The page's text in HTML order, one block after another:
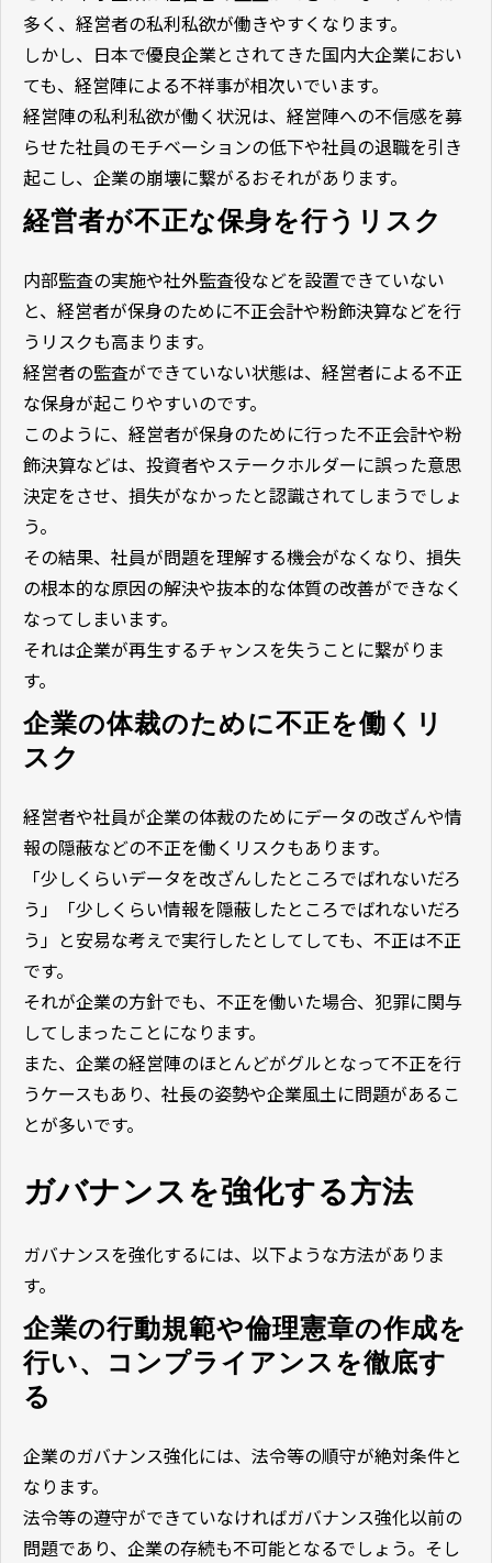
多く、経営者の私利私欲が働きやすくなります。
しかし、日本で優良企業とされてきた国内大企業におい
ても、経営陣による不祥事が相次いでいます。
経営陣の私利私欲が働く状況は、経営陣への不信感を募
らせた社員のモチベーションの低下や社員の退職を引き
起こし、企業の崩壊に繋がるおそれがあります。
経営者が不正な保身を行うリスク
内部監査の実施や社外監査役などを設置できていない
と、経営者が保身のために不正会計や粉飾決算などを行
うリスクも高まります。
経営者の監査ができていない状態は、経営者による不正
な保身が起こりやすいのです。
このように、経営者が保身のために行った不正会計や粉
飾決算などは、投資者やステークホルダーに誤った意思
決定をさせ、損失がなかったと認識されてしまうでしょ
う。
その結果、社員が問題を理解する機会がなくなり、損失
の根本的な原因の解決や抜本的な体質の改善ができなく
なってしまいます。
それは企業が再生するチャンスを失うことに繋がりま
す。
企業の体裁のために不正を働くリ
スク
経営者や社員が企業の体裁のためにデータの改ざんや情
報の隠蔽などの不正を働くリスクもあります。
「少しくらいデータを改ざんしたところでばれないだろ
う」「少しくらい情報を隠蔽したところでばれないだろ
う」と安易な考えで実行したとしてしても、不正は不正
です。
それが企業の方針でも、不正を働いた場合、犯罪に関与
してしまったことになります。
また、企業の経営陣のほとんどがグルとなって不正を行
うケースもあり、社長の姿勢や企業風土に問題があるこ
とが多いです。
ガバナンスを強化する方法
ガバナンスを強化するには、以下ような方法がありま
す。
企業の行動規範や倫理憲章の作成を
行い、コンプライアンスを徹底す
る
企業のガバナンス強化には、法令等の順守が絶対条件と
なります。
法令等の遵守ができていなければガバナンス強化以前の
問題であり、企業の存続も不可能となるでしょう。そし